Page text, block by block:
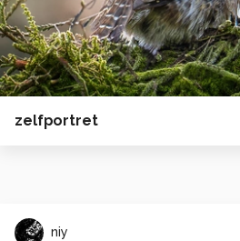
zelfportret
niy